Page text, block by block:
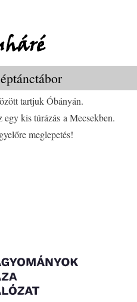
tartjuk Óbányán.
kis túrázás a Mecsekben.
meglepetés!